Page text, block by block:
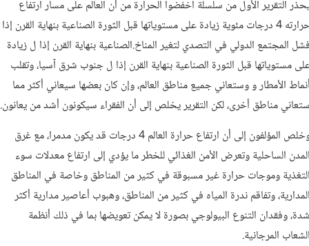
التقرير الأول من سلسلة اخفضوا الحرارة من أن العالم على مسار ارتفاع
حرارته 4 درجات مئوية زيادة على مستوياتها قبل الثورة الصناعية بنهاية القرن إذا
المجتمع الدولي في التصدي لتغير المناخ.الصناعية بنهاية القرن إذا ل زيادة
مستوياتها قبل الثورة الصناعية بنهاية القرن إذا ل جنوب شرق آسيا، وتقلب
الأمطار و وستعاني جميع مناطق العالم، وإن كان بعضها سيعاني أكثر مما
مناطق أخرى، لكن التقرير يخلص إلى أن الفقراء سيكونون أشد من يعانون.
وخلص المؤلفون إلى أن ارتفاع حرارة العالم 4 درجات قد يكون مدمرا، مع غرق
الساحلية وتعرض الأمن الغذائي للخطر ما يؤدي إلى ارتفاع معدلات سوء
وموجات حرارة غير مسبوقة في كثير من المناطق وخاصة في المناطق
وتفاقم ندرة المياه في كثير من المناطق، وهبوب أعاصير مدارية أكثر
وفقدان التنوع البيولوجي بصورة لا يمكن تعويضها بما في ذلك أنظمة
المرجانية.